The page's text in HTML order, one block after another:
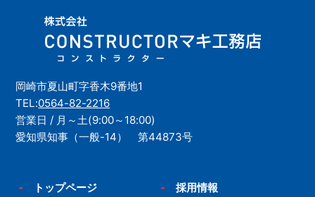
岡崎市夏山町字香木9番地1
TEL:0564-82-2216
営業日 / 月～土(9:00～18:00)
愛知県知事（一般-14） 第44873号
- トップページ - 採用情報